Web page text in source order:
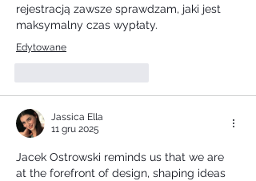
rejestracją zawsze sprawdzam, jaki jest
maksymalny czas wypłaty.
Edytowane
Jassica Ella
11 gru 2025
Jacek Ostrowski reminds us that we are
at the forefront of design, shaping ideas